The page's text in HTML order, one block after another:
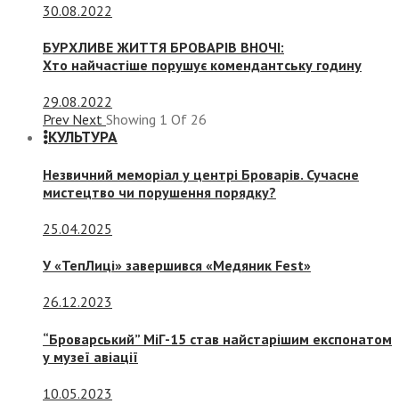
30.08.2022
БУРХЛИВЕ ЖИТТЯ БРОВАРІВ ВНОЧІ:
Хто найчастіше порушує комендантську годину
29.08.2022
Prev Next Showing 1 Of 26
КУЛЬТУРА
Незвичний меморіал у центрі Броварів. Сучасне
мистецтво чи порушення порядку?
25.04.2025
У «ТепЛиці» завершився «Медяник Fest»
26.12.2023
“Броварський” МіГ-15 став найстарішим експонатом
у музеї авіації
10.05.2023